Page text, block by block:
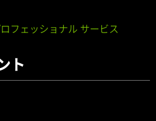
フェッショナル サービス
ト